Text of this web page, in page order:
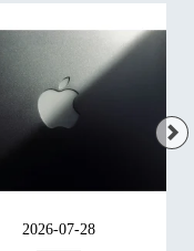
2026-07-28